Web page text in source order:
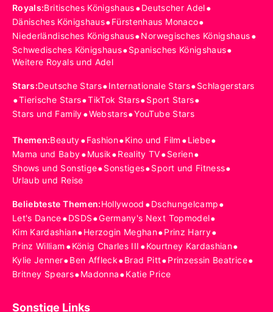
Royals:Britisches Königshaus•Deutscher Adel•
Dänisches Königshaus•Fürstenhaus Monaco•
Niederländisches Königshaus•Norwegisches Königshaus•
Schwedisches Königshaus•Spanisches Königshaus•
Weitere Royals und Adel
Stars:Deutsche Stars•Internationale Stars•Schlagerstars
•Tierische Stars•TikTok Stars•Sport Stars•
Stars und Family•Webstars•YouTube Stars
Themen:Beauty•Fashion•Kino und Film •Liebe•
Mama und Baby•Musik•Reality TV•Serien•
Shows und Sonstige•Sonstiges•Sport und Fitness•
Urlaub und Reise
Beliebteste Themen:Hollywood •Dschungelcamp•
Let's Dance•DSDS•Germany's Next Topmodel•
Kim Kardashian•Herzogin Meghan•Prinz Harry•
Prinz William •König Charles III •Kourtney Kardashian•
Kylie Jenner•Ben Affleck•Brad Pitt•Prinzessin Beatrice•
Britney Spears•Madonna•Katie Price
Sonstige Links